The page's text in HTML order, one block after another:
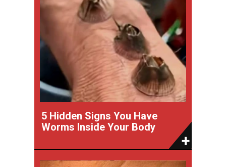
5 Hidden Signs You Have
Worms Inside Your Body